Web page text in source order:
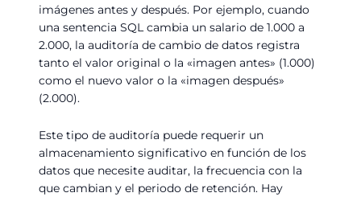
imágenes antes y después. Por ejemplo, cuando
una sentencia SQL cambia un salario de 1.000 a
2.000, la auditoría de cambio de datos registra
tanto el valor original o la «imagen antes» (1.000)
como el nuevo valor o la «imagen después»
(2.000).
Este tipo de auditoría puede requerir un
almacenamiento significativo en función de los
datos que necesite auditar, la frecuencia con la
que cambian y el periodo de retención. Hay